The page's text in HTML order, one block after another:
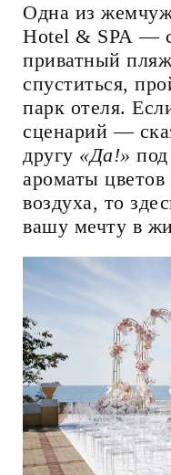
Одна из
Hotel & SPA —
приватный
спуститься,
парк отеля.
сценарий —
другу «Да!»
ароматы цветов
воздуха, то
вашу мечту в